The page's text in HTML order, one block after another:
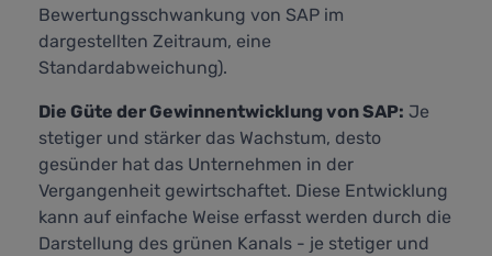
Bewertungsschwankung von SAP im
dargestellten Zeitraum, eine
Standardabweichung).
Die Güte der Gewinnentwicklung von SAP: Je
stetiger und stärker das Wachstum, desto
gesünder hat das Unternehmen in der
Vergangenheit gewirtschaftet. Diese Entwicklung
kann auf einfache Weise erfasst werden durch die
Darstellung des grünen Kanals - je stetiger und